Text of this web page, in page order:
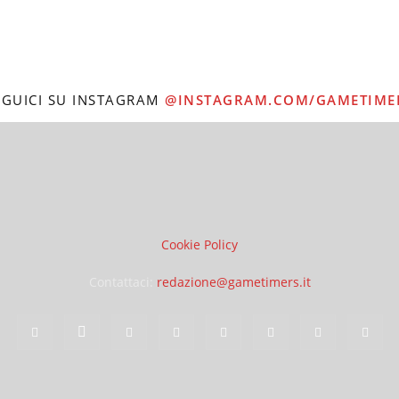
SU INSTAGRAM @INSTAGRAM.COM/
Cookie Policy
redazione@gametimers.it